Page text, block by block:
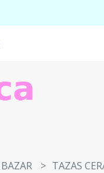
BAZAR
TAZAS